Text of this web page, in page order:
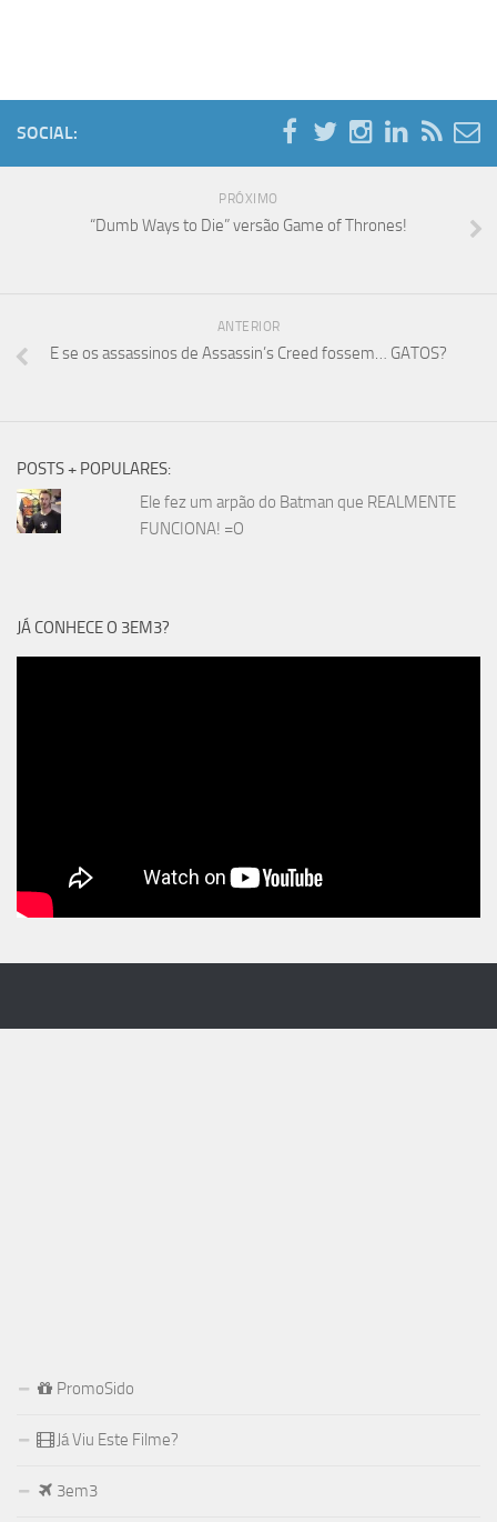
SOCIAL:
PRÓXIMO
“Dumb Ways to Die” versão Game of Thrones!
ANTERIOR
E se os assassinos de Assassin’s Creed fossem… GATOS?
POSTS + POPULARES:
Ele fez um arpão do Batman que REALMENTE
FUNCIONA! =O
JÁ CONHECE O 3EM3?
PromoSido
Já Viu Este Filme?
3em3